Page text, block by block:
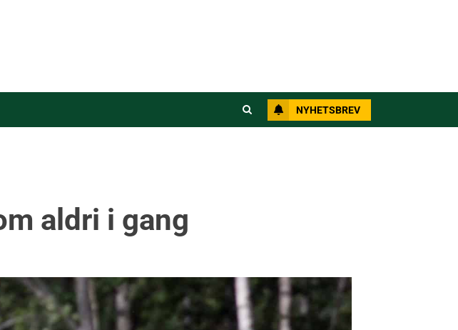
NYHETSBREV
aldri i gang